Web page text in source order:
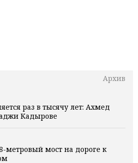
Архив
раз в тысячу лет: Ахмед
Кадырове
метровый мост на дороге к